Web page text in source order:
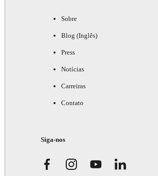
Sobre
Blog (Inglês)
Press
Notícias
Carreiras
Contato
Siga-nos